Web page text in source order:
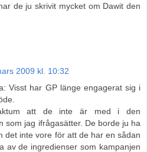
de ju skrivit mycket om Dawit den
2009 kl. 10:32
Visst har GP länge engagerat sig i
att de inte är med i den
som jag ifrågasätter. De borde ju ha
det inte vore för att de har en sådan
av de ingredienser som kampanjen